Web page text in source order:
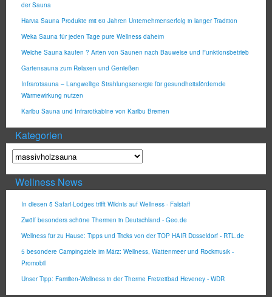
der Sauna
Harvia Sauna Produkte mit 60 Jahren Unternehmenserfolg in langer Tradition
Weka Sauna für jeden Tage pure Wellness daheim
Welche Sauna kaufen ? Arten von Saunen nach Bauweise und Funktionsbetrieb
Gartensauna zum Relaxen und Genießen
Infrarotsauna – Langwellige Strahlungsenergie für gesundheitsfördernde
Wärmewirkung nutzen
Karibu Sauna und Infrarotkabine von Karibu Bremen
Kategorien
Wellness News
In diesen 5 Safari-Lodges trifft Wildnis auf Wellness - Falstaff
Zwölf besonders schöne Thermen in Deutschland - Geo.de
Wellness für zu Hause: Tipps und Tricks von der TOP HAIR Düsseldorf - RTL.de
5 besondere Campingziele im März: Wellness, Wattenmeer und Rockmusik -
Promobil
Unser Tipp: Familien-Wellness in der Therme Freizeitbad Heveney - WDR